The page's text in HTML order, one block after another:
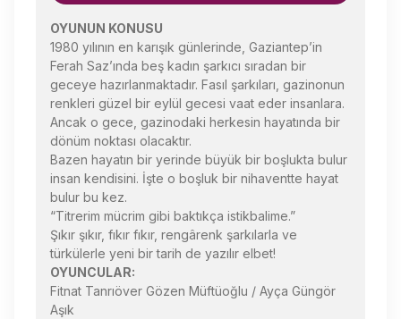
OYUNUN KONUSU
1980 yılının en karışık günlerinde, Gaziantep’in
Ferah Saz’ında beş kadın şarkıcı sıradan bir
geceye hazırlanmaktadır. Fasıl şarkıları, gazinonun
renkleri güzel bir eylül gecesi vaat eder insanlara.
Ancak o gece, gazinodaki herkesin hayatında bir
dönüm noktası olacaktır.
Bazen hayatın bir yerinde büyük bir boşlukta bulur
insan kendisini. İşte o boşluk bir nihaventte hayat
bulur bu kez.
“Titrerim mücrim gibi baktıkça istikbalime.”
Şıkır şıkır, fıkır fıkır, rengârenk şarkılarla ve
türkülerle yeni bir tarih de yazılır elbet!
OYUNCULAR:
Fitnat Tanrıöver Gözen Müftüoğlu / Ayça Güngör
Aşık